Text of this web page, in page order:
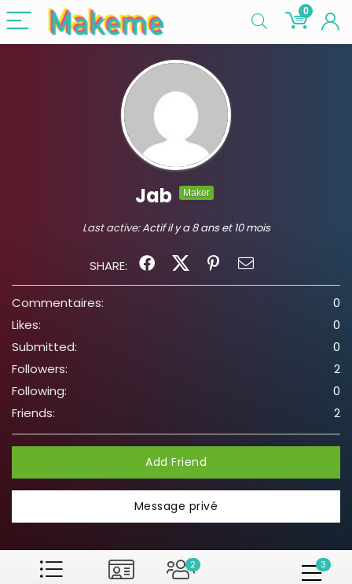
0
Jab Maker
Last active:Actif il y a 8 ans et 10 mois
SHARE:
Commentaires:
0
Likes:
0
Submitted:
0
Followers:
2
Following:
0
Friends:
2
Add Friend
Message privé
2